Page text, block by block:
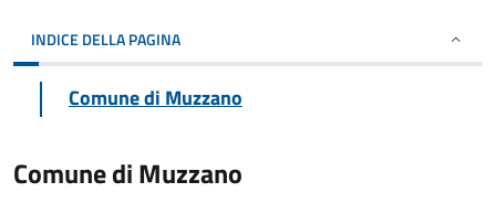
INDICE DELLA PAGINA
Comune di Muzzano
Comune di Muzzano